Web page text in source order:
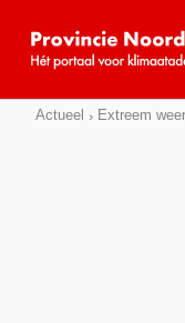
Actueel Extreem